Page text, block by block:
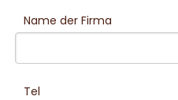
Name der Firma
Tel